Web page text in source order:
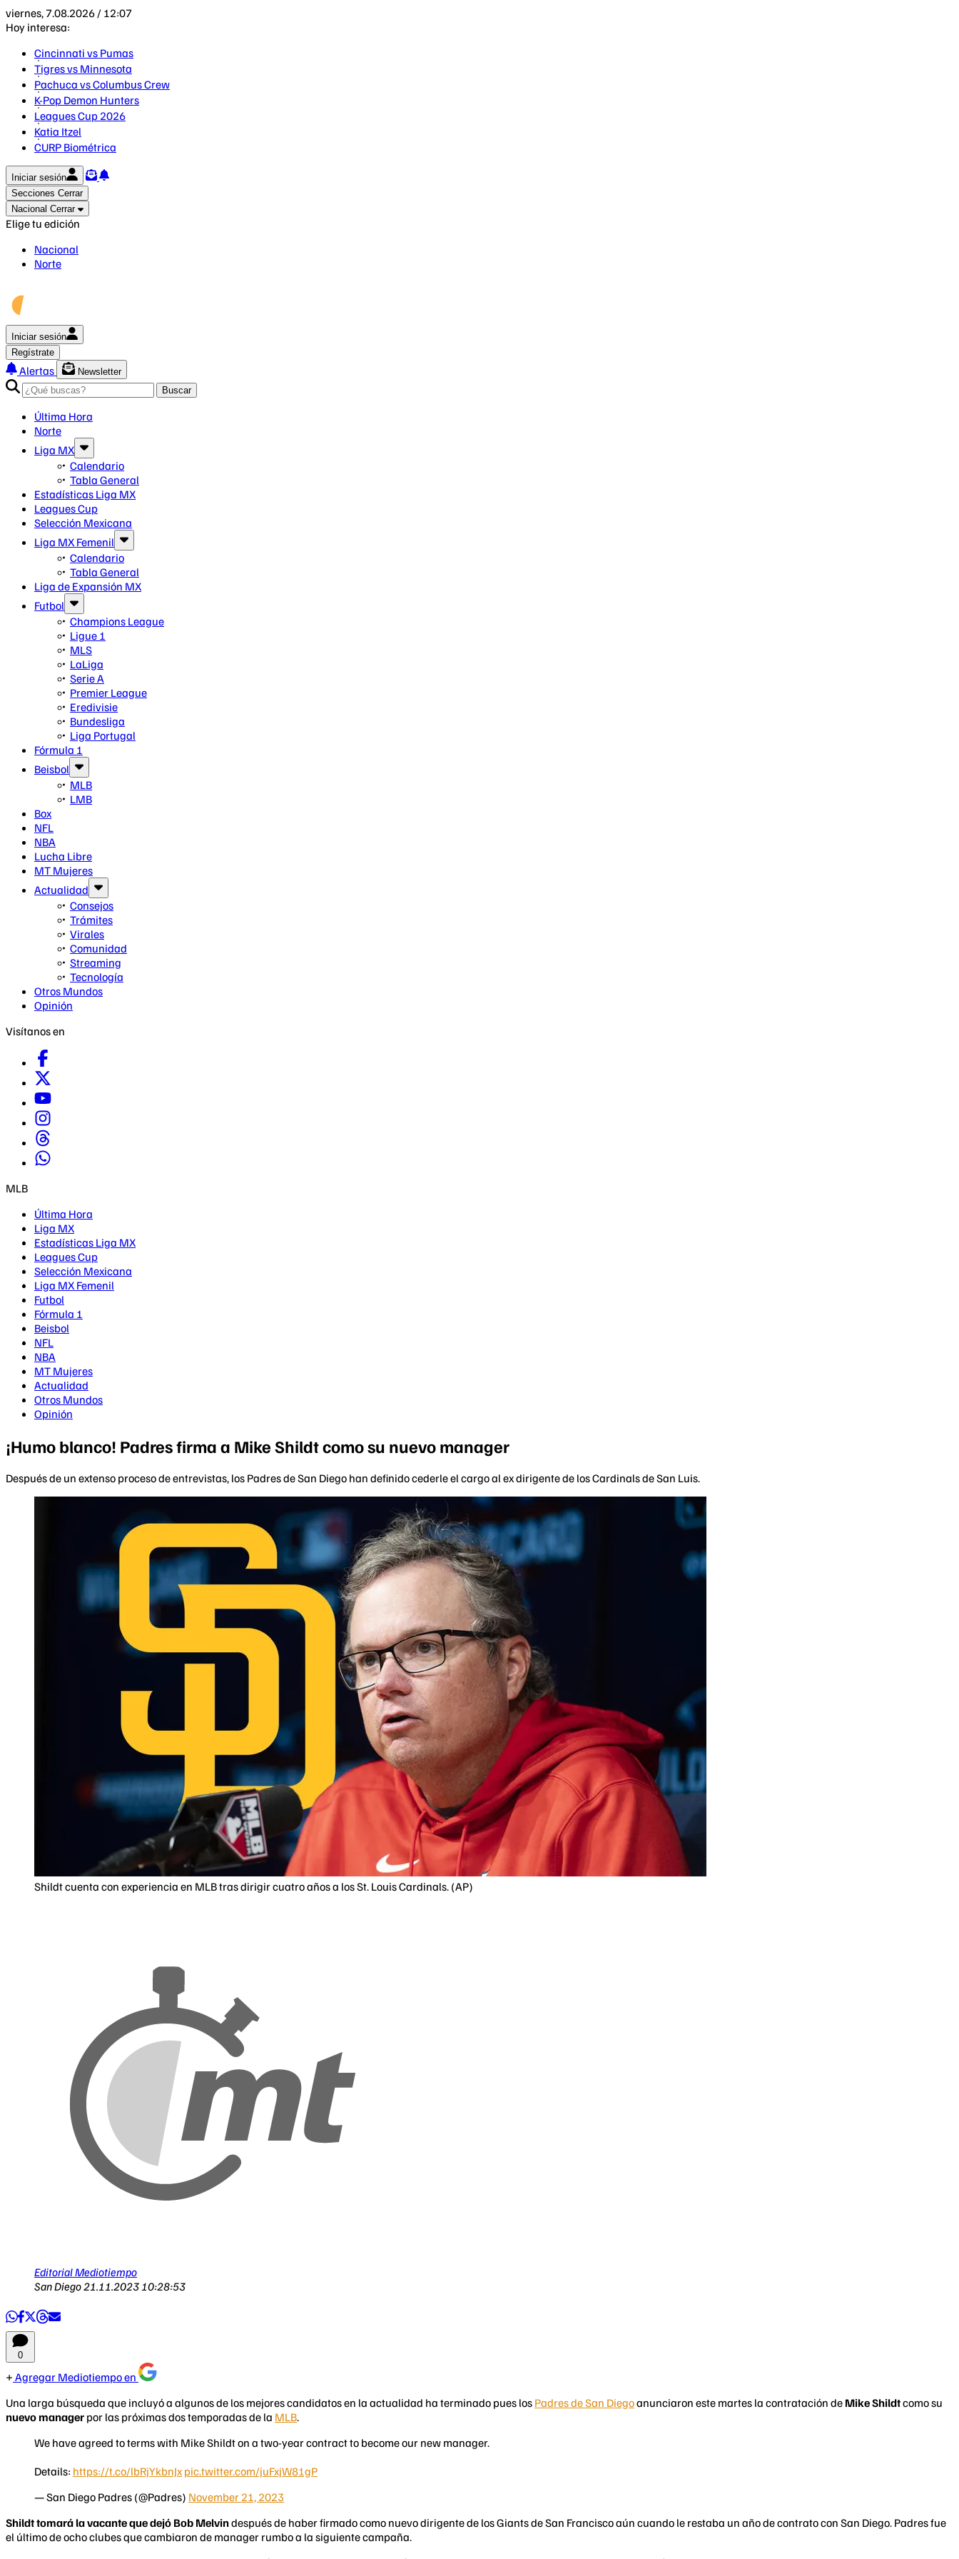
viernes, 7.08.2026 / 12:07
Hoy interesa:
Cincinnati vs Pumas
Tigres vs Minnesota
Pachuca vs Columbus Crew
K-Pop Demon Hunters
Leagues Cup 2026
Katia Itzel
CURP Biométrica
Iniciar sesión
Secciones Cerrar
Nacional Cerrar
Elige tu edición
Nacional
Norte
Iniciar sesión
Regístrate
Alertas
Newsletter
Buscar
Última Hora
Norte
Liga MX
Calendario
Tabla General
Estadísticas Liga MX
Leagues Cup
Selección Mexicana
Liga MX Femenil
Calendario
Tabla General
Liga de Expansión MX
Futbol
Champions League
Ligue 1
MLS
LaLiga
Serie A
Premier League
Eredivisie
Bundesliga
Liga Portugal
Fórmula 1
Beisbol
MLB
LMB
Box
NFL
NBA
Lucha Libre
MT Mujeres
Actualidad
Consejos
Trámites
Virales
Comunidad
Streaming
Tecnología
Otros Mundos
Opinión
Visítanos en
MLB
Última Hora
Liga MX
Estadísticas Liga MX
Leagues Cup
Selección Mexicana
Liga MX Femenil
Futbol
Fórmula 1
Beisbol
NFL
NBA
MT Mujeres
Actualidad
Otros Mundos
Opinión
¡Humo blanco! Padres firma a Mike Shildt como su nuevo manager
Después de un extenso proceso de entrevistas, los Padres de San Diego han definido cederle el cargo al ex dirigente de los Cardinals de San Luis.
Shildt cuenta con experiencia en MLB tras dirigir cuatro años a los St. Louis Cardinals. (AP)
Editorial Mediotiempo
San Diego21.11.2023 10:28:53
0
Agregar Mediotiempo en
Una larga búsqueda que incluyó a algunos de los mejores candidatos en la actualidad ha terminado pues los Padres de San Diegoanunciaron este martes la contratación de Mike Shildtcomo su
nuevo manager por las próximas dos temporadas de la MLB.
We have agreed to terms with Mike Shildt on a two-year contract to become our new manager.
Details: https://t.co/lbRjYkbnJx pic.twitter.com/juFxjW81gP
— San Diego Padres (@Padres) November 21, 2023
Shildt tomará la vacante que dejó Bob Melvindespués de haber firmado como nuevo dirigente de los Giants de San Francisco aún cuando le restaba un año de contrato con San Diego. Padres fue
el último de ocho clubes que cambiaron de manager rumbo a la siguiente campaña.